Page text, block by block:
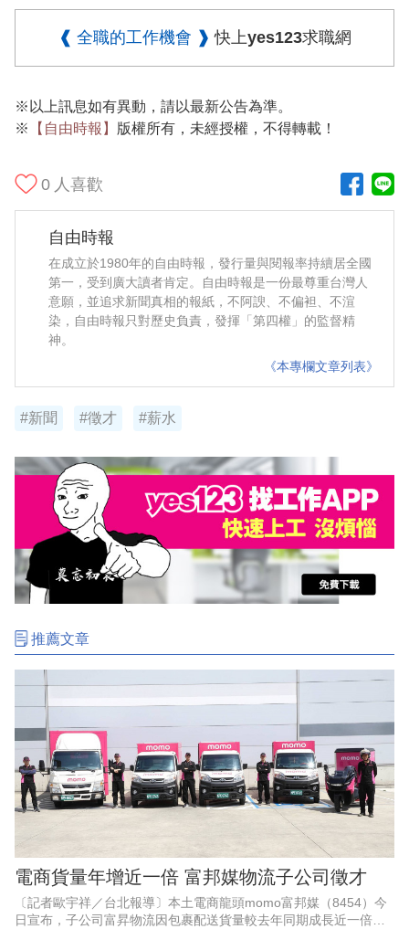
❰ 全職的工作機會 ❱ 快上yes123求職網
※以上訊息如有異動，請以最新公告為準。
※
【自由時報】 版權所有，未經授權，不得轉載！
0 人喜歡
自由時報
在成立於1980年的自由時報，發行量與閱報率持續居全國
第一，受到廣大讀者肯定。自由時報是一份最尊重台灣人
意願，並追求新聞真相的報紙，不阿諛、不偏袒、不渲
染，自由時報只對歷史負責，發揮「第四權」的監督精
神。
《本專欄文章列表》
#新聞 #徵才 #薪水
推薦文章
電商貨量年增近一倍 富邦媒物流子公司徵才
〔記者歐宇祥／台北報導〕本土電商龍頭momo富邦媒（8454）今
日宣布，子公司富昇物流因包裹配送貨量較去年同期成長近一倍，